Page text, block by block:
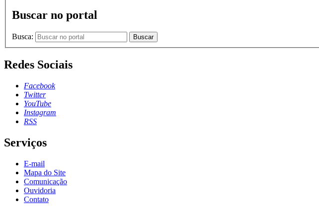
Buscar no portal
Busca: Buscar
Redes Sociais
Facebook
Twitter
YouTube
Instagram
RSS
Serviços
E-mail
Mapa do Site
Comunicação
Ouvidoria
Contato